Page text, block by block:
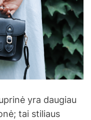
m
t
e
d
r
e
a
d
t
m
e yra daugiau
tai stiliaus